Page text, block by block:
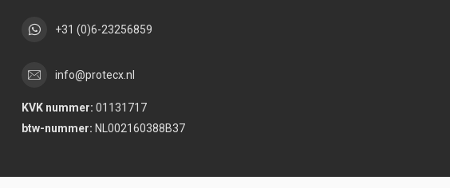
+31 (0)6-23256859
info@protecx.nl
KVK nummer: 01131717
btw-nummer: NL002160388B37